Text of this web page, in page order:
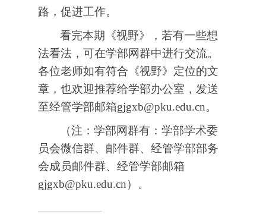
路，促进工作。
看完本期《视野》，若有一些想
法看法，可在学部网群中进行交流。
各位老师如有符合《视野》定位的文
章，也欢迎推荐给学部办公室，发送
至经管学部邮箱gjgxb@pku.edu.cn。
（注：学部网群有：学部学术委
员会微信群、邮件群、经管学部部务
会成员邮件群、经管学部邮箱
gjgxb@pku.edu.cn）。